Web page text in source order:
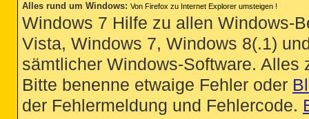
Alles rund um Windows: Von Firefox zu Internet Explorer umsteigen !
Windows 7 Hilfe zu allen Windows-
Vista, Windows 7, Windows 8(.1)
sämtlicher Windows-Software.
Bitte benenne etwaige Fehler oder
der Fehlermeldung und Fehlercode.